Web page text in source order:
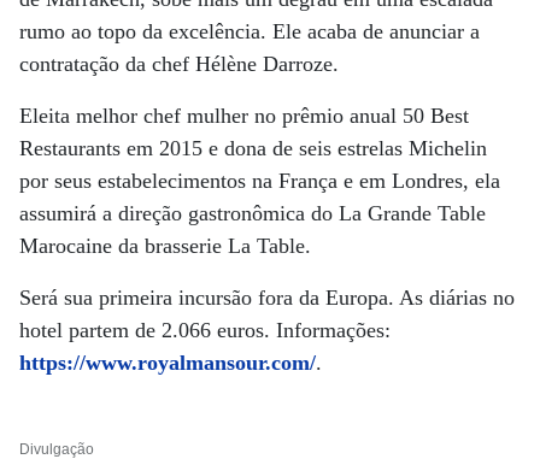
rumo ao topo da excelência. Ele acaba de anunciar a
contratação da chef Hélène Darroze.
Eleita melhor chef mulher no prêmio anual 50 Best
Restaurants em 2015 e dona de seis estrelas Michelin
por seus estabelecimentos na França e em Londres, ela
assumirá a direção gastronômica do La Grande Table
Marocaine da brasserie La Table.
Será sua primeira incursão fora da Europa. As diárias no
hotel partem de 2.066 euros. Informações:
https://www.royalmansour.com/.
Divulgação